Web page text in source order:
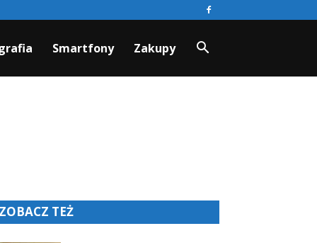
Smartfony Zakupy
ZOBACZ TEŻ